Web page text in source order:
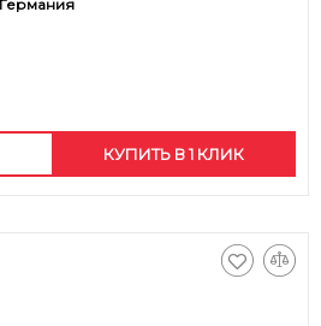
Германия
КУПИТЬ В 1 КЛИК